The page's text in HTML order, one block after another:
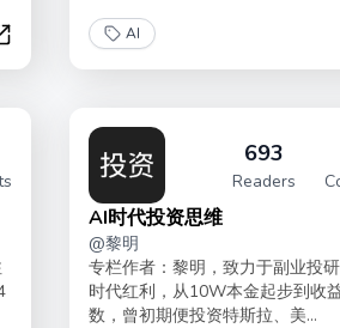
你的第一本 AIGC 创作指南
AI
693
Readers
AI时代投资思维
@黎明
专栏作者：黎明，致力于副业投
时代红利，从10W本金起步到收
数，曾初期便投资特斯拉、美...